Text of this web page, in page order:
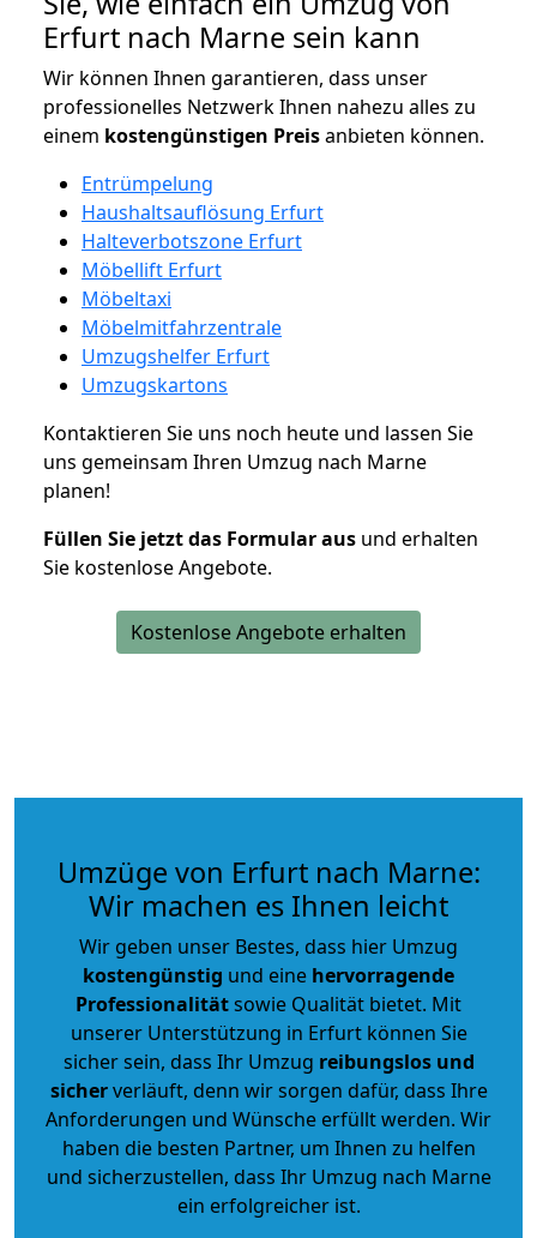
Erfurt nach Marne sein kann
Wir können Ihnen garantieren, dass unser
professionelles Netzwerk Ihnen nahezu alles zu
einem kostengünstigen Preisanbieten können.
Entrümpelung
Haushaltsauflösung Erfurt
Halteverbotszone Erfurt
Möbellift Erfurt
Möbeltaxi
Möbelmitfahrzentrale
Umzugshelfer Erfurt
Umzugskartons
Kontaktieren Sie uns noch heute und lassen Sie
uns gemeinsam Ihren Umzug nach Marne
planen!
Füllen Sie jetzt das Formular aus und erhalten
Sie kostenlose Angebote.
Kostenlose Angebote erhalten
Umzüge von Erfurt nach Marne:
Wir machen es Ihnen leicht
Wir geben unser Bestes, dass hier Umzug
kostengünstig und eine hervorragende
Professionalitätsowie Qualität bietet. Mit
unserer Unterstützung in Erfurt können Sie
sicher sein, dass Ihr Umzug reibungslos und
sicherverläuft, denn wir sorgen dafür, dass Ihre
Anforderungen und Wünsche erfüllt werden. Wir
haben die besten Partner, um Ihnen zu helfen
und sicherzustellen, dass Ihr Umzug nach Marne
ein erfolgreicher ist.